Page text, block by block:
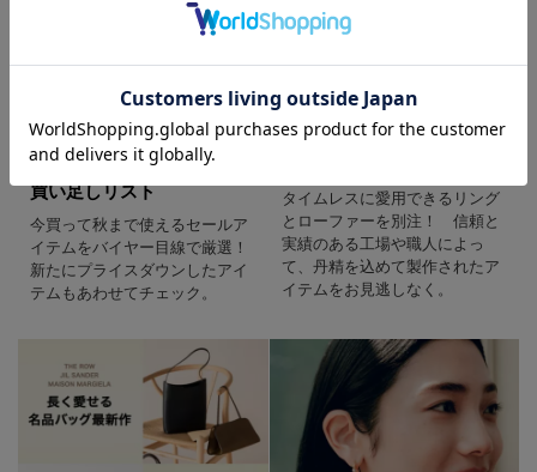
バイヤーイチ押し セール
買い足しリスト
今買って秋まで使えるセールア
イテムをバイヤー目線で厳選！
新たにプライスダウンしたアイ
テムもあわせてチェック。
タイムレスに愛用できるリング
とローファーを別注！ 信頼と
実績のある工場や職人によっ
て、丹精を込めて製作されたア
イテムをお見逃しなく。